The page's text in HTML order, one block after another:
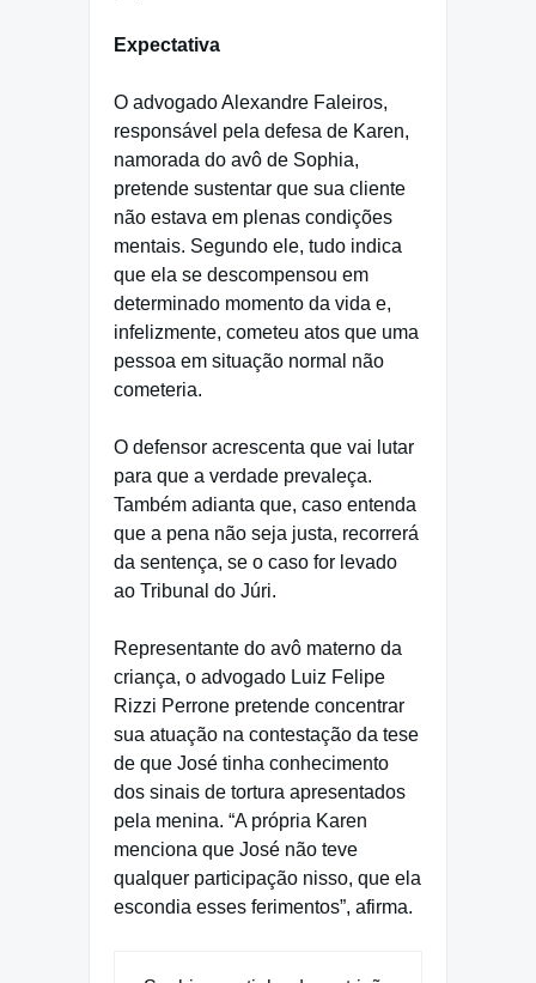
Expectativa
O advogado Alexandre Faleiros,
responsável pela defesa de Karen,
namorada do avô de Sophia,
pretende sustentar que sua cliente
não estava em plenas condições
mentais. Segundo ele, tudo indica
que ela se descompensou em
determinado momento da vida e,
infelizmente, cometeu atos que uma
pessoa em situação normal não
cometeria.
O defensor acrescenta que vai lutar
para que a verdade prevaleça.
Também adianta que, caso entenda
que a pena não seja justa, recorrerá
da sentença, se o caso for levado
ao Tribunal do Júri.
Representante do avô materno da
criança, o advogado Luiz Felipe
Rizzi Perrone pretende concentrar
sua atuação na contestação da tese
de que José tinha conhecimento
dos sinais de tortura apresentados
pela menina. “A própria Karen
menciona que José não teve
qualquer participação nisso, que ela
escondia esses ferimentos”, afirma.